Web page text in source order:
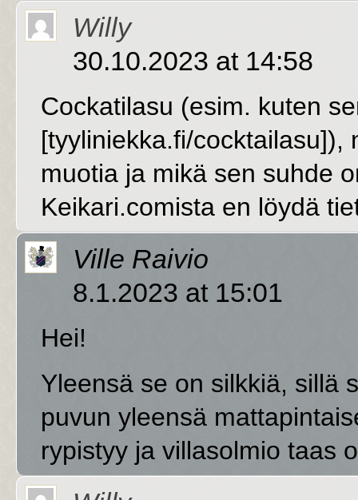
Willy
30.10.2023 at 14:58
Cockatilasu (esim. kuten
[tyyliniekka.fi/cocktailasu]),
muotia ja mikä sen suhde
Keikari.comista en löydä
Ville Raivio
8.1.2023 at 15:01
Hei!
Yleensä se on silkkiä, sillä
puvun yleensä
rypistyy ja villasolmio taas